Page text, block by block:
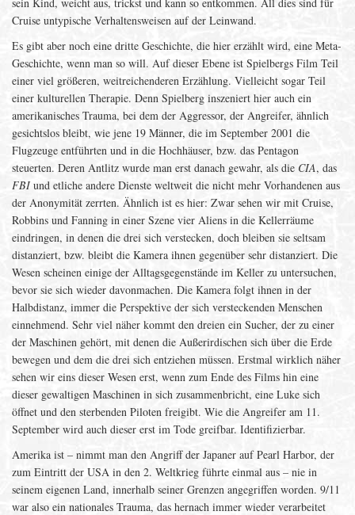
Cruise untypische Verhaltensweisen auf der Leinwand.
Es gibt aber noch eine dritte Geschichte, die hier erzählt wird, eine Meta-
Geschichte, wenn man so will. Auf dieser Ebene ist Spielbergs Film Teil
einer viel größeren, weitreichenderen Erzählung. Vielleicht sogar Teil
einer kulturellen Therapie. Denn Spielberg inszeniert hier auch ein
amerikanisches Trauma, bei dem der Aggressor, der Angreifer, ähnlich
gesichtslos bleibt, wie jene 19 Männer, die im September 2001 die
Flugzeuge entführten und in die Hochhäuser, bzw. das Pentagon
steuerten. Deren Antlitz wurde man erst danach gewahr, als die CIA, das
FBIund etliche andere Dienste weltweit die nicht mehr Vorhandenen aus
der Anonymität zerrten. Ähnlich ist es hier: Zwar sehen wir mit Cruise,
Robbins und Fanning in einer Szene vier Aliens in die Kellerräume
eindringen, in denen die drei sich verstecken, doch bleiben sie seltsam
distanziert, bzw. bleibt die Kamera ihnen gegenüber sehr distanziert. Die
Wesen scheinen einige der Alltagsgegenstände im Keller zu untersuchen,
bevor sie sich wieder davonmachen. Die Kamera folgt ihnen in der
Halbdistanz, immer die Perspektive der sich versteckenden Menschen
einnehmend. Sehr viel näher kommt den dreien ein Sucher, der zu einer
der Maschinen gehört, mit denen die Außerirdischen sich über die Erde
bewegen und dem die drei sich entziehen müssen. Erstmal wirklich näher
sehen wir eins dieser Wesen erst, wenn zum Ende des Films hin eine
dieser gewaltigen Maschinen in sich zusammenbricht, eine Luke sich
öffnet und den sterbenden Piloten freigibt. Wie die Angreifer am 11.
September wird auch dieser erst im Tode greifbar. Identifizierbar.
Amerika ist – nimmt man den Angriff der Japaner auf Pearl Harbor, der
zum Eintritt der USA in den 2. Weltkrieg führte einmal aus – nie in
seinem eigenen Land, innerhalb seiner Grenzen angegriffen worden. 9/11
war also ein nationales Trauma, das hernach immer wieder verarbeitet